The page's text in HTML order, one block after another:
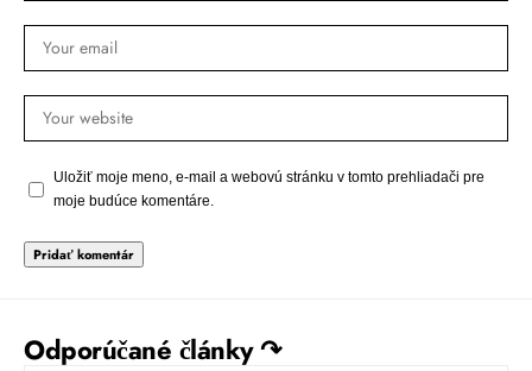
Uložiť moje meno, e-mail a webovú stránku v tomto prehliadači pre
moje budúce komentáre.
Odporúčané články ↷